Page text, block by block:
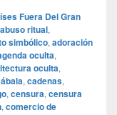
Fuera Del Gran
abuso ritual,
simbólico, adoración
oculta,
oculta,
, cadenas,
, censura, censura
, comercio de